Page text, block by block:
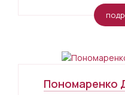
Пономаренко